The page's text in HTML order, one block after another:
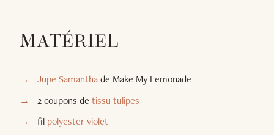
MATÉRIEL
Jupe Samanthade Make My Lemonade
2 coupons de tissu tulipes
fil polyester violet